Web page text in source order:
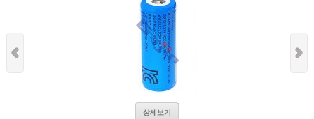
상세보기